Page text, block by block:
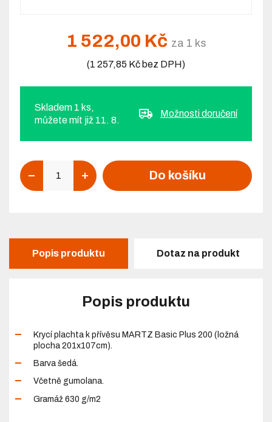
1 522,00 Kč za 1 ks
(1 257,85 Kč bez DPH)
Skladem 1 ks,
můžete mít již 11. 8.
Možnosti doručení
Do košíku
Popis produktu Dotaz na produkt
Popis produktu
Krycí plachta k přívěsu MARTZ Basic Plus 200 (ložná
plocha 201x107cm).
Barva šedá.
Včetně gumolana.
Gramáž 630 g/m2